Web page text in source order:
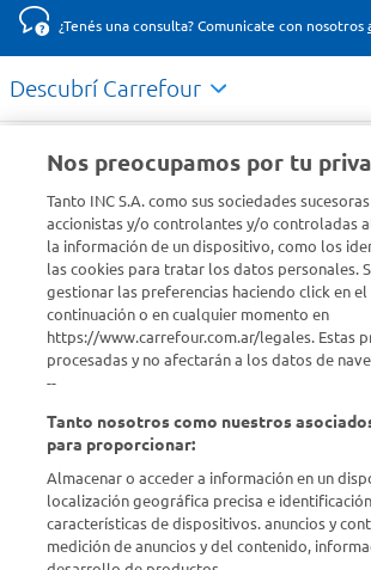
¿Tenés una consulta? Comunicate con nosotros
Descubrí Carrefour
Conocenos
Info útil
Comprá Online
Enterate de nuestras ofertas
Dejanos tu mail para recibir todas las ofertas y
Nos preocupamos por tu
Tanto INC S.A. como sus sociedades
accionistas y/o controlantes y/o controladas
la información de un dispositivo, como los
las cookies para tratar los datos personales.
gestionar las preferencias haciendo click en el
continuación o en cualquier momento en
https://www.carrefour.com.ar/legales. Estas
procesadas y no afectarán a los datos de
--
Tanto nosotros como nuestros
para proporcionar:
Almacenar o acceder a información en un
localización geográfica precisa e
características de dispositivos. anuncios y
medición de anuncios y del contenido,